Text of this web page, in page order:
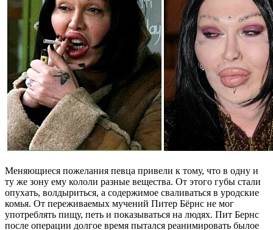
Меняющиеся пожелания певца привели к тому, что в одну и
ту же зону ему кололи разные вещества. От этого губы стали
опухать, волдыриться, а содержимое сваливаться в уродские
комья. От переживаемых мучений Питер Бёрнс не мог
употреблять пищу, петь и показываться на людях. Пит Бернс
после операции долгое время пытался реанимировать былое